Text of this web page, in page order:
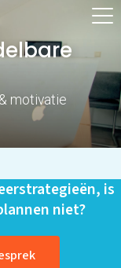
motivatie
is
niet?